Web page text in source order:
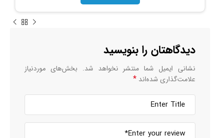
دیدگاهتان را بنویسید
نشانی ایمیل شما منتشر نخواهد شد. بخش‌های موردنیاز
علامت‌گذاری شده‌اند *